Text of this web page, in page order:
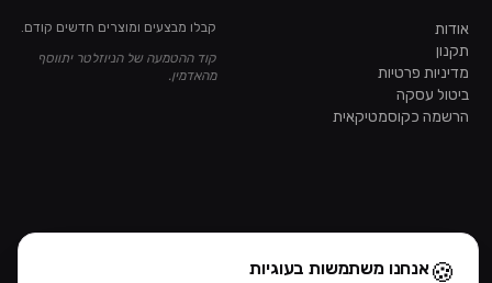
אודות
תקנון
מדיניות פרטיות
ביטול עסקה
הרשמה כקוסמטיקאית
קבלו מבצעים ומוצרים חדשים קודם.
קוד ההטמעה של הניוזלטר יתווסף
מהאדמין.
🍪אנחנו משתמשות בעוגיות